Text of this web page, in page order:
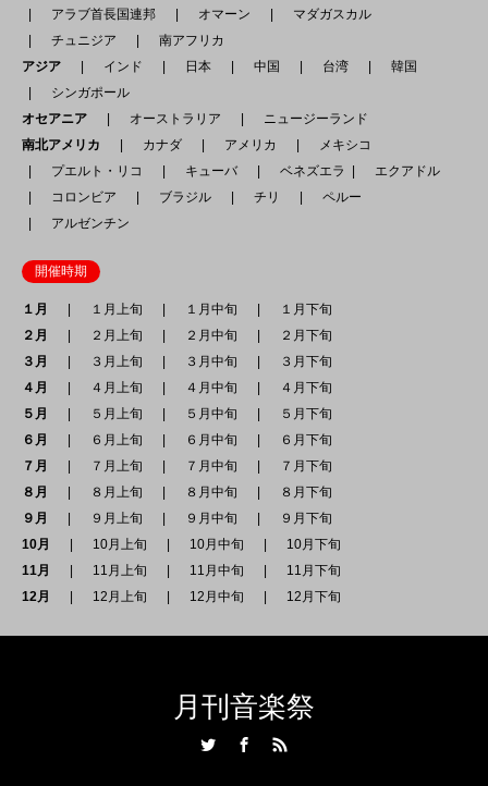
アラブ首長国連邦
オマーン
マダガスカル
チュニジア
南アフリカ
アジア
インド 日本 中国 台湾
韓国
シンガポール
オセアニア
オーストラリア
ニュージーランド
南北アメリカ
カナダ アメリカ
メキシコ
プエルト・リコ
キューバ ベネズエラ
エクアドル
コロンビア
ブラジル チリ
ペルー
アルゼンチン
開催時期
１月 １月上旬 １月中旬
１月下旬
２月
２月上旬 ２月中旬
２月下旬
３月
３月上旬 ３月中旬
３月下旬
４月
４月上旬 ４月中旬
４月下旬
５月
５月上旬 ５月中旬
５月下旬
６月
６月上旬 ６月中旬
６月下旬
７月
７月上旬 ７月中旬
７月下旬
８月
８月上旬 ８月中旬
８月下旬
９月
９月上旬 ９月中旬
９月下旬
10月
10月上旬 10月中旬
10月下旬
11月
11月上旬 11月中旬
11月下旬
12月
12月上旬 12月中旬 12月下旬
月刊音楽祭